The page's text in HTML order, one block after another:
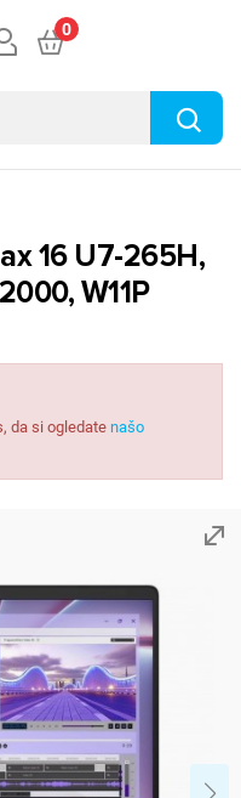
0
16 U7-265H,
W11P
da si ogledatenašo